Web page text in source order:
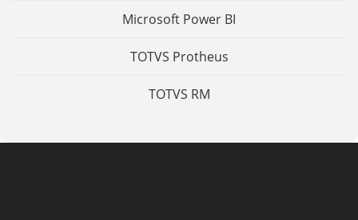
Microsoft Power BI
TOTVS Protheus
TOTVS RM